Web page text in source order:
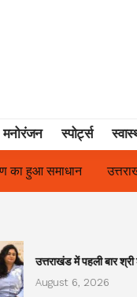
मनोरंजन स्पोर्ट्स
श्री वेलबीइंग का आगमन
उत्तराखंड में पहली बार
August 6, 2026